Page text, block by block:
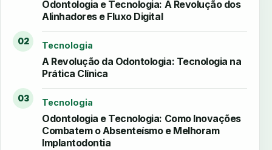
Odontologia e Tecnologia: A Revolução dos
Alinhadores e Fluxo Digital
02 Tecnologia
A Revolução da Odontologia: Tecnologia na
Prática Clínica
03 Tecnologia
Odontologia e Tecnologia: Como Inovações
Combatem o Absenteísmo e Melhoram
Implantodontia